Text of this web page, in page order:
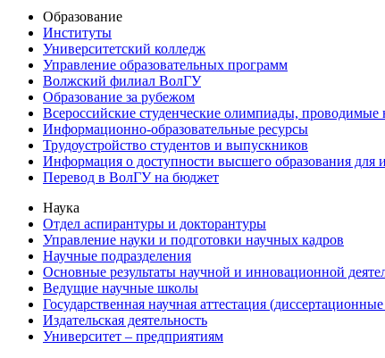
Образование
Институты
Университетский колледж
Управление образовательных программ
Волжский филиал ВолГУ
Образование за рубежом
Всероссийские студенческие олимпиады, проводимые
Информационно-образовательные ресурсы
Трудоустройство студентов и выпускников
Информация о доступности высшего образования
Перевод в ВолГУ на бюджет
Наука
Отдел аспирантуры и докторантуры
Управление науки и подготовки научных кадров
Научные подразделения
Основные результаты научной и инновационной
Ведущие научные школы
Государственная научная аттестация
Издательская деятельность
Университет – предприятиям